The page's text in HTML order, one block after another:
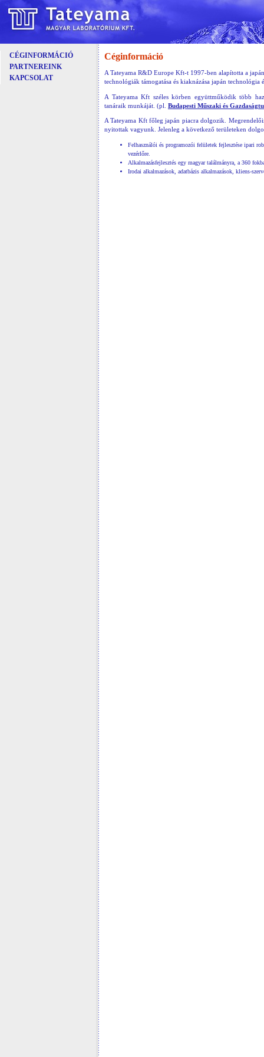
CÉGINFORMÁCIÓ
PARTNEREINK
KAPCSOLAT
Céginformáció
A Tateyama R&D Europe Kft-t 1997-ben alapította a
technológiák támogatása és kiaknázása japán technológia
A Tateyama Kft széles körben együttműködik több
tanáraik munkáját. (pl. Budapesti Műszaki és
A Tateyama Kft főleg japán piacra dolgozik.
nyitottak vagyunk. Jelenleg a következő területeken
Felhasználói és programozói felületek fejlesztése ipari
vezérlőre.
Alkalmazásfejlesztés egy magyar találmányra, a 360
Irodai alkalmazások, adatbázis alkalmazások, kliens-